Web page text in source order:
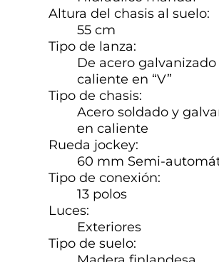
Altura del chasis al suelo:
55 cm
Tipo de lanza:
De acero galvanizado
caliente en “V”
Tipo de chasis:
Acero soldado y
en caliente
Rueda jockey:
60 mm Semi-
Tipo de conexión:
13 polos
Luces:
Exteriores
Tipo de suelo: